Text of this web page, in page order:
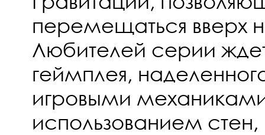
перемещаться вверх
Любителей серии
геймплея,
игровыми
использованием стен,